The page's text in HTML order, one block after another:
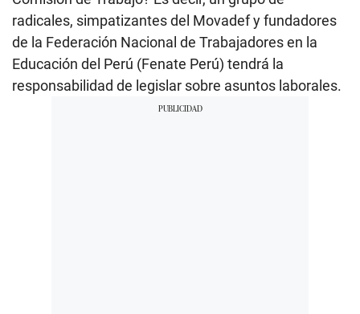
radicales, simpatizantes del Movadef y fundadores
de la Federación Nacional de Trabajadores en la
Educación del Perú (Fenate Perú) tendrá la
responsabilidad de legislar sobre asuntos laborales.